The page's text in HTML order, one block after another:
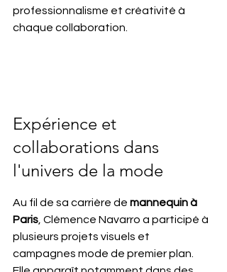
professionnalisme et créativité à
chaque collaboration.
Expérience et
collaborations dans
l'univers de la mode
Au fil de sa carrière de mannequin à
Paris , Clémence Navarro a participé à
plusieurs projets visuels et
campagnes mode de premier plan.